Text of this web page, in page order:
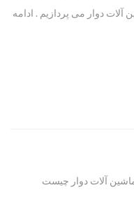
آلات دوار می پردازیم . ادامه